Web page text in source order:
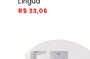
R$ 33,06